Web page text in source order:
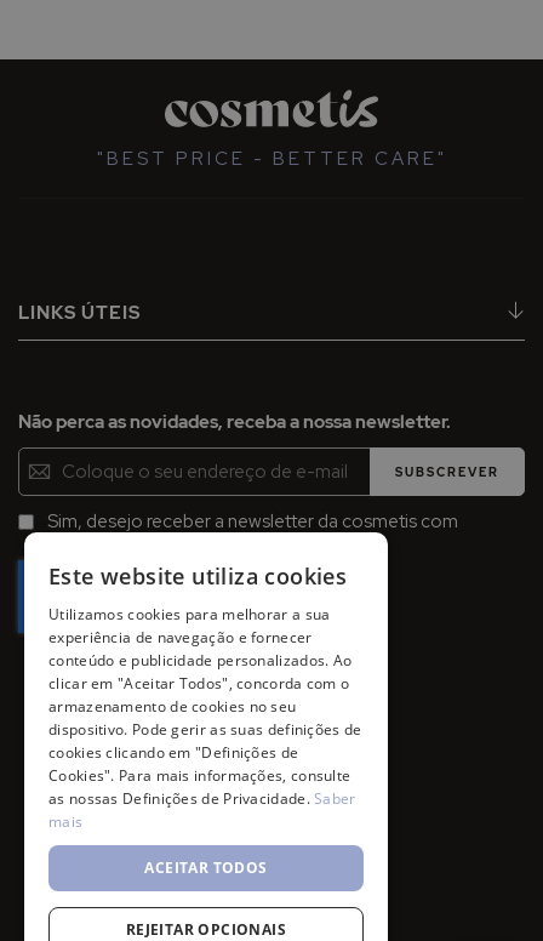
"BEST PRICE - BETTER CARE"
LINKS ÚTEIS
Não perca as novidades, receba a nossa newsletter.
Inscreva-
se
na
Newsletter:
SUBSCREVER
Sim, desejo receber a newsletter da cosmetis com
Este website utiliza cookies
Utilizamos cookies para melhorar a sua
experiência de navegação e fornecer
conteúdo e publicidade personalizados. Ao
clicar em "Aceitar Todos", concorda com o
armazenamento de cookies no seu
dispositivo. Pode gerir as suas definições de
cookies clicando em "Definições de
Cookies". Para mais informações, consulte
as nossas Definições de Privacidade.Saber
mais
ACEITAR TODOS
REJEITAR OPCIONAIS